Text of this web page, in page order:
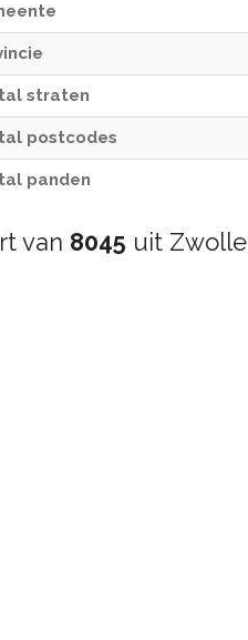
straten
postcodes
panden
van 8045 uit Zwolle